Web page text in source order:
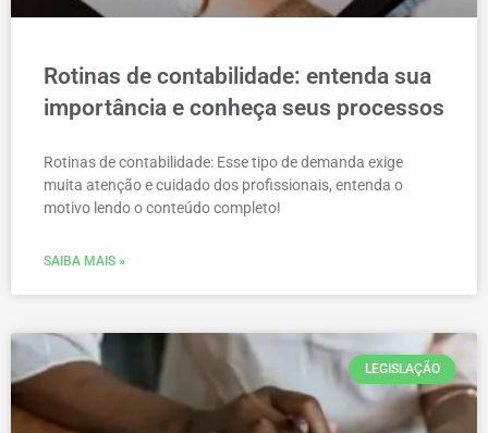
Rotinas de contabilidade: entenda sua
importância e conheça seus processos
Rotinas de contabilidade: Esse tipo de demanda exige
muita atenção e cuidado dos profissionais, entenda o
motivo lendo o conteúdo completo!
SAIBA MAIS »
LEGISLAÇÃO